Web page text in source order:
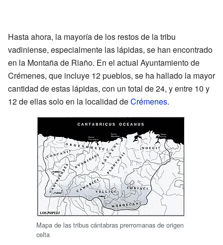
Hasta ahora, la mayoría de los restos de la tribu
vadiniense, especialmente las lápidas, se han encontrado
en la Montaña de Riaño. En el actual Ayuntamiento de
Crémenes, que incluye 12 pueblos, se ha hallado la mayor
cantidad de estas lápidas, con un total de 24, y entre 10 y
12 de ellas solo en la localidad deCrémenes.
Mapa de las tribus cántabras prerromanas de origen
celta